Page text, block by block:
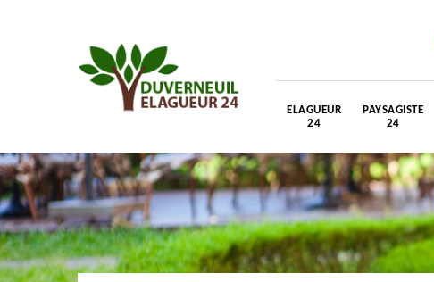
ELAGUEUR
24
PAYSAGISTE
24